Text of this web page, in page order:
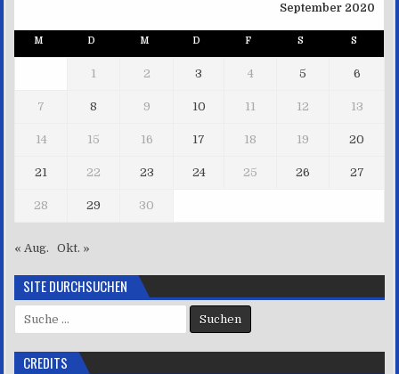
September 2020
M D M D F S S
1 2 3 4 5 6
7 8 9 10 11 12 13
14 15 16 17 18 19 20
21 22 23 24 25 26 27
28 29 30
« Aug. Okt. »
SITE DURCHSUCHEN
Suche
nach:
CREDITS